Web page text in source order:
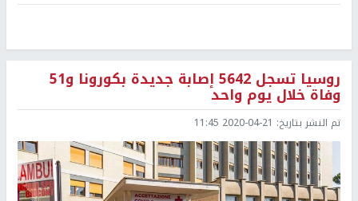
روسيا تسجل 5642 إصابة جديدة بكورونا و51
وفاة خلال يوم واحد
تم النشر بتاريخ: 2020-04-21 11:45